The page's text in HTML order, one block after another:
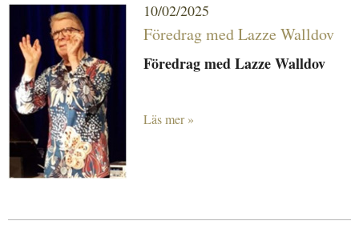
10/02/2025
Föredrag med Lazze Walldov
Föredrag med Lazze Walldov
Läs mer »